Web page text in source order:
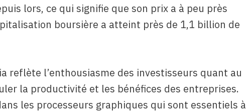
lors, ce qui signifie que son prix a à peu près
boursière a atteint près de 1,1 billion de
reflète l’enthousiasme des investisseurs quant au
la productivité et les bénéfices des entreprises.
les processeurs graphiques qui sont essentiels à